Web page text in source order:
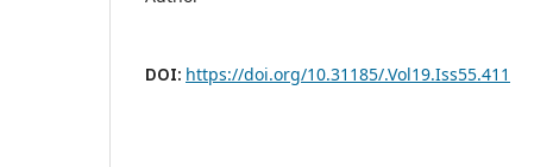
DOI: https://doi.org/10.31185/.Vol19.Iss55.411